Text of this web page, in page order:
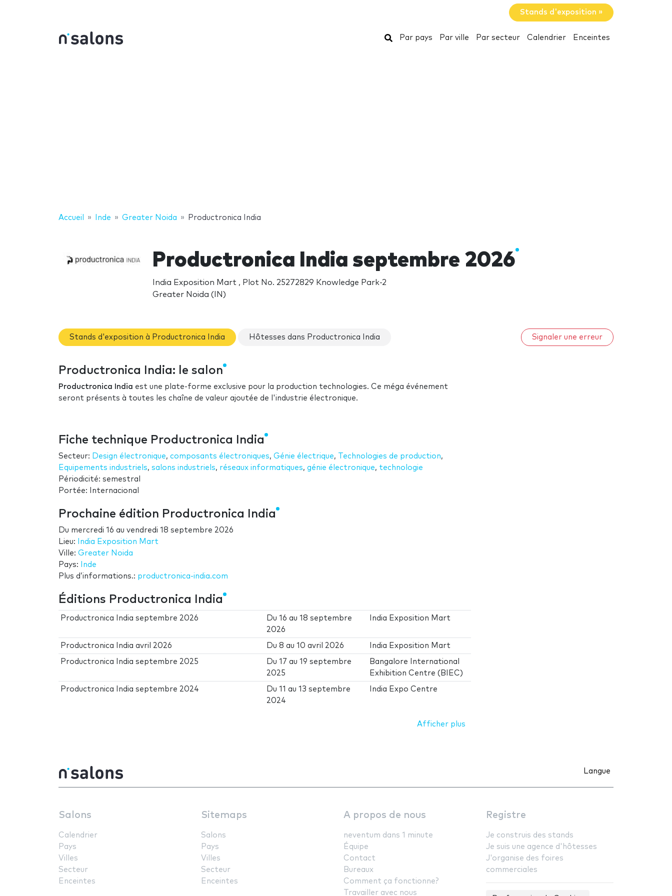
Stands d'exposition »
Rechercher
Par pays Par ville Par secteur Calendrier Enceintes
Accueil Inde Greater Noida Productronica India
Productronica India septembre 2026
India Exposition Mart , Plot No. 25272829 Knowledge Park-2
Greater Noida (IN)
Stands d'exposition à Productronica India Hôtesses dans Productronica India Signaler une erreur
Productronica India: le salon
Productronica India est une plate-forme exclusive pour la production technologies. Ce méga événement
seront présents à toutes les chaîne de valeur ajoutée de l'industrie électronique.
Fiche technique Productronica India
Secteur: Design électronique, composants électroniques, Génie électrique, Technologies de production,
Equipements industriels, salons industriels, réseaux informatiques, génie électronique, technologie
Périodicité: semestral
Portée: Internacional
Prochaine édition Productronica India
Du mercredi 16 au vendredi 18 septembre 2026
Lieu:
India Exposition Mart
Ville: Greater Noida
Pays:
Inde
Plus d’informations.: productronica-india.com
Éditions Productronica India
Productronica India septembre 2026 Du16 au18 septembre
2026
India Exposition Mart
Productronica India avril 2026 Du8 au10 avril 2026 India Exposition Mart
Productronica India septembre 2025 Du17 au19 septembre
2025
Bangalore International
Exhibition Centre (BIEC)
Productronica India septembre 2024 Du11 au13 septembre
2024
India Expo Centre
Afficher plus
Langue
Salons
Calendrier
Pays
Villes
Secteur
Enceintes
Sitemaps
Salons
Pays
Villes
Secteur
Enceintes
A propos de nous
neventum dans 1 minute
Équipe
Contact
Bureaux
Comment ça fonctionne?
Travailler avec nous
Registre
Je construis des stands
Je suis une agence d'hôtesses
J'organise des foires
commerciales